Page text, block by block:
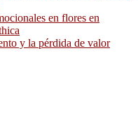
en flores en
y la pérdida de valor